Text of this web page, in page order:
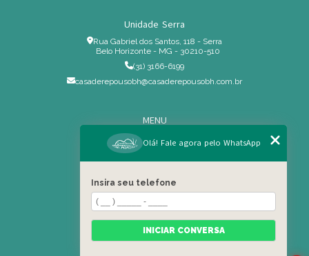
Unidade Serra
Rua Gabriel dos Santos, 118 - Serra
Belo Horizonte - MG - 30210-510
(31) 3166-6199
casaderepousobh@casaderepousobh.com.br
MENU
Home
Institucional
Serviços Especiais
Blog
Residência
Olá! Fale agora pelo WhatsApp
Insira seu telefone
INICIAR CONVERSA